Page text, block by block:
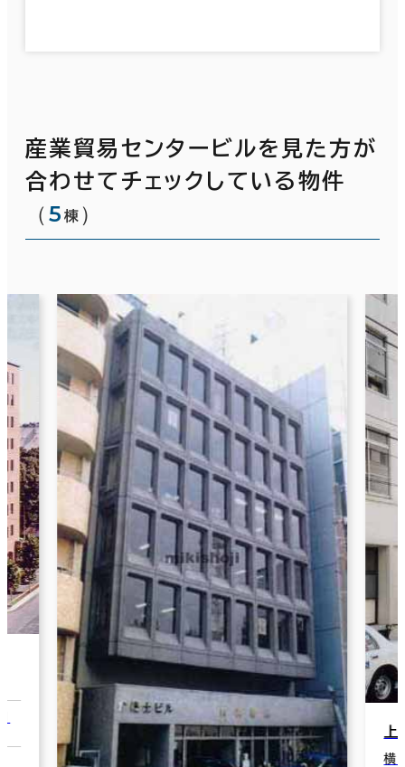
産業貿易センタービルを見た方が
合わせてチェックしている物件
（5 棟 ）
横